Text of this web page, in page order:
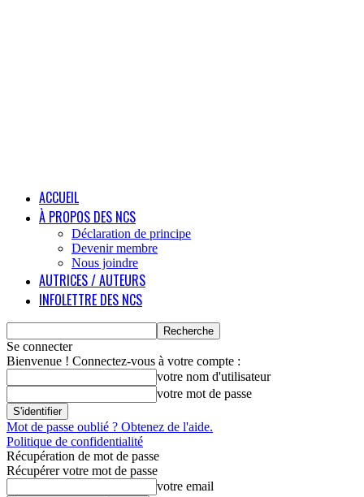
ACCUEIL
À PROPOS DES NCS
Déclaration de principe
Devenir membre
Nous joindre
AUTRICES / AUTEURS
INFOLETTRE DES NCS
Se connecter
Bienvenue ! Connectez-vous à votre compte :
votre nom d'utilisateur
votre mot de passe
Mot de passe oublié ? Obtenez de l'aide.
Politique de confidentialité
Récupération de mot de passe
Récupérer votre mot de passe
votre email